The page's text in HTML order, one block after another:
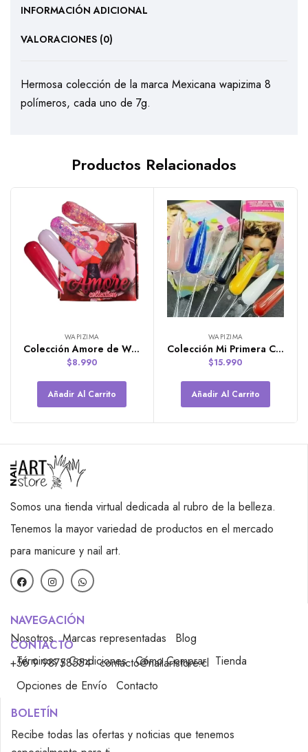
INFORMACIÓN ADICIONAL
VALORACIONES (0)
Hermosa colección de la marca Mexicana wapizima 8
polímeros, cada uno de 7g.
Productos Relacionados
WAPIZIMA
Colección Amore de Wapizima de 4 Polímeros de 7g
$8.990
Añadir Al Carrito
WAPIZIMA
Colección Mi Primera Colección de 8 Polímeros de 7g de Wapizima
$15.990
Añadir Al Carrito
Somos una tienda virtual dedicada al rubro de la belleza.
Tenemos la mayor variedad de productos en el mercado
para manicure y nail art.
NAVEGACIÓN
Nosotros Marcas representadas
Blog
Términos y Condiciones Cómo Comprar Tienda
CONTACTO
+56 9 98758554 contacto@nailartstore.cl
Opciones de Envío
Contacto
BOLETÍN
Recibe todas las ofertas y noticias que tenemos